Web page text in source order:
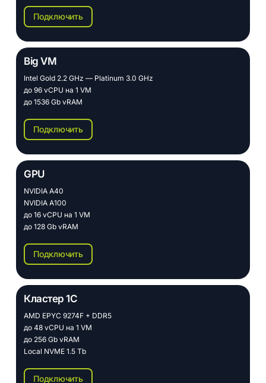
Подключить
Big VM
Intel Gold 2.2 GHz — Platinum 3.0 GHz
до 96 vCPU на 1 VM
до 1536 Gb vRAM
Подключить
GPU
NVIDIA A40
NVIDIA A100
до 16 vCPU на 1 VM
до 128 Gb vRAM
Подключить
Кластер 1С
AMD EPYC 9274F + DDR5
до 48 vCPU на 1 VM
до 256 Gb vRAM
Local NVME 1.5 Tb
Подключить